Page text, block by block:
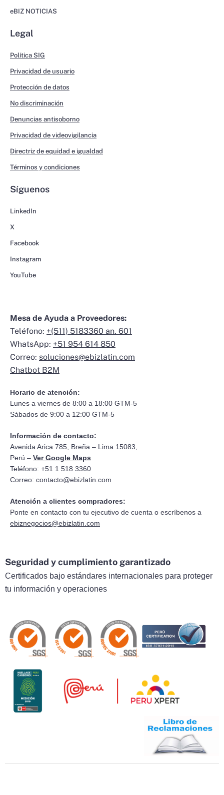
eBIZ NOTICIAS
Legal
Política SIG
Privacidad de usuario
Protección de datos
No discriminación
Denuncias antisoborno
Privacidad de videovigilancia
Directriz de equidad e igualdad
Términos y condiciones
Síguenos
LinkedIn
X
Facebook
Instagram
YouTube
Mesa de Ayuda a Proveedores:
Teléfono: +(511) 5183360 an. 601
WhatsApp: +51 954 614 850
Correo: soluciones@ebizlatin.com
Chatbot B2M
Horario de atención:
Lunes a viernes de 8:00 a 18:00 GTM-5
Sábados de 9:00 a 12:00 GTM-5
Información de contacto:
Avenida Arica 785, Breña – Lima 15083,
Perú – Ver Google Maps
Teléfono: +51 1 518 3360
Correo: contacto@ebizlatin.com
Atención a clientes compradores:
Ponte en contacto con tu ejecutivo de cuenta o escríbenos a
ebiznegocios@ebizlatin.com
Seguridad y cumplimiento garantizado
Certificados bajo estándares internacionales para proteger
tu información y operaciones